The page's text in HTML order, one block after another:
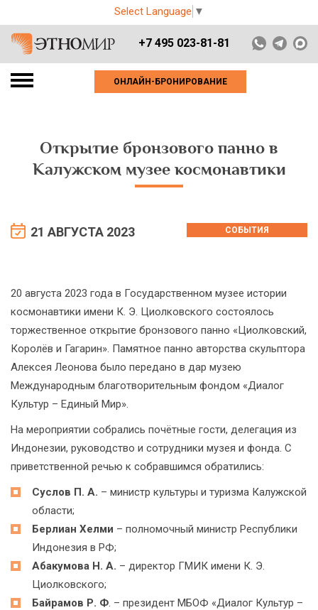
Select Language ▼
+7 495 023-81-81
ОНЛАЙН-БРОНИРОВАНИЕ
Открытие бронзового панно в
Калужском музее космонавтики
21 АВГУСТА 2023 СОБЫТИЯ
20 августа 2023 года в Государственном музее истории
космонавтики имени К. Э. Циолковского состоялось
торжественное открытие бронзового панно «Циолковский,
Королёв и Гагарин». Памятное панно авторства скульптора
Алексея Леонова было передано в дар музею
Международным благотворительным фондом «Диалог
Культур – Единый Мир».
На мероприятии собрались почётные гости, делегация из
Индонезии, руководство и сотрудники музея и фонда. С
приветственной речью к собравшимся обратились:
Суслов П. А. – министр культуры и туризма Калужской
области;
Берлиан Хелми – полномочный министр Республики
Индонезия в РФ;
Абакумова Н. А. – директор ГМИК имени К. Э.
Циолковского;
Байрамов Р. Ф. – президент МБОФ «Диалог Культур –